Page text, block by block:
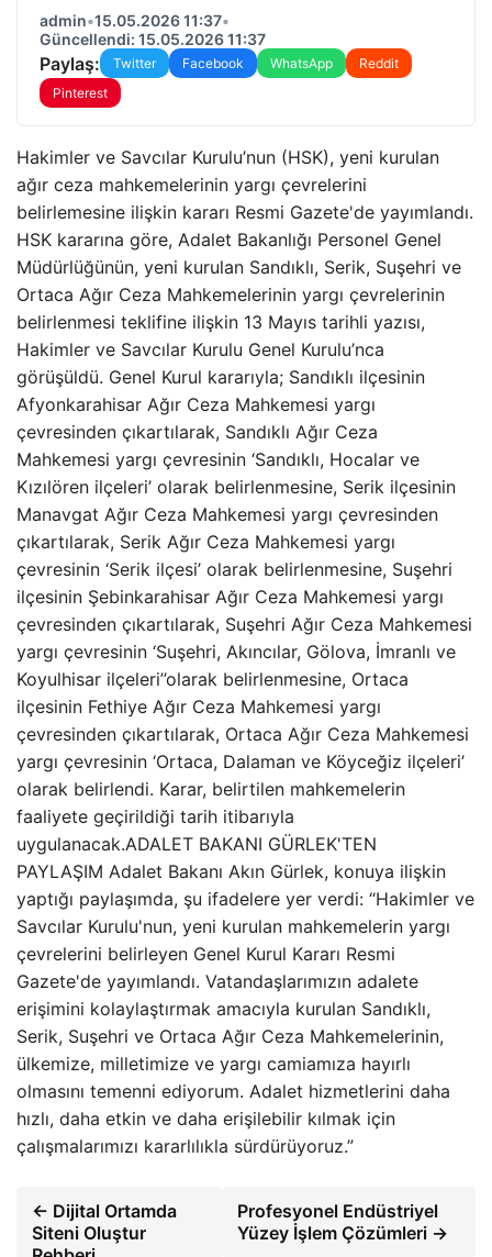
admin•15.05.2026 11:37•
Güncellendi: 15.05.2026 11:37
Paylaş: Twitter Facebook WhatsApp
Reddit
Pinterest
Hakimler ve Savcılar Kurulu’nun (HSK), yeni kurulan
ağır ceza mahkemelerinin yargı çevrelerini
belirlemesine ilişkin kararı Resmi Gazete'de yayımlandı.
HSK kararına göre, Adalet Bakanlığı Personel Genel
Müdürlüğünün, yeni kurulan Sandıklı, Serik, Suşehri ve
Ortaca Ağır Ceza Mahkemelerinin yargı çevrelerinin
belirlenmesi teklifine ilişkin 13 Mayıs tarihli yazısı,
Hakimler ve Savcılar Kurulu Genel Kurulu’nca
görüşüldü. Genel Kurul kararıyla; Sandıklı ilçesinin
Afyonkarahisar Ağır Ceza Mahkemesi yargı
çevresinden çıkartılarak, Sandıklı Ağır Ceza
Mahkemesi yargı çevresinin ‘Sandıklı, Hocalar ve
Kızılören ilçeleri’ olarak belirlenmesine, Serik ilçesinin
Manavgat Ağır Ceza Mahkemesi yargı çevresinden
çıkartılarak, Serik Ağır Ceza Mahkemesi yargı
çevresinin ‘Serik ilçesi’ olarak belirlenmesine, Suşehri
ilçesinin Şebinkarahisar Ağır Ceza Mahkemesi yargı
çevresinden çıkartılarak, Suşehri Ağır Ceza Mahkemesi
yargı çevresinin ‘Suşehri, Akıncılar, Gölova, İmranlı ve
Koyulhisar ilçeleri’’olarak belirlenmesine, Ortaca
ilçesinin Fethiye Ağır Ceza Mahkemesi yargı
çevresinden çıkartılarak, Ortaca Ağır Ceza Mahkemesi
yargı çevresinin ‘Ortaca, Dalaman ve Köyceğiz ilçeleri’
olarak belirlendi. Karar, belirtilen mahkemelerin
faaliyete geçirildiği tarih itibarıyla
uygulanacak.ADALET BAKANI GÜRLEK'TEN
PAYLAŞIM Adalet Bakanı Akın Gürlek, konuya ilişkin
yaptığı paylaşımda, şu ifadelere yer verdi: “Hakimler ve
Savcılar Kurulu'nun, yeni kurulan mahkemelerin yargı
çevrelerini belirleyen Genel Kurul Kararı Resmi
Gazete'de yayımlandı. Vatandaşlarımızın adalete
erişimini kolaylaştırmak amacıyla kurulan Sandıklı,
Serik, Suşehri ve Ortaca Ağır Ceza Mahkemelerinin,
ülkemize, milletimize ve yargı camiamıza hayırlı
olmasını temenni ediyorum. Adalet hizmetlerini daha
hızlı, daha etkin ve daha erişilebilir kılmak için
çalışmalarımızı kararlılıkla sürdürüyoruz.”
← Dijital Ortamda
Siteni Oluştur
Profesyonel Endüstriyel
Yüzey İşlem Çözümleri →